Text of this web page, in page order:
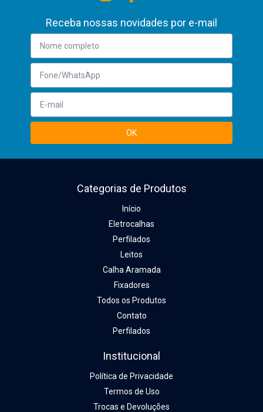
Receba nossas novidades por e-mail
Categorias de Produtos
Início
Eletrocalhas
Perfilados
Leitos
Calha Aramada
Fixadores
Todos os Produtos
Contato
Perfilados
Institucional
Política de Privacidade
Termos de Uso
Trocas e Devoluções